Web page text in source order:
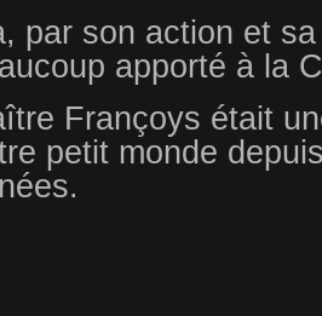
par son action et
apporté à la
Françoys était
petit monde